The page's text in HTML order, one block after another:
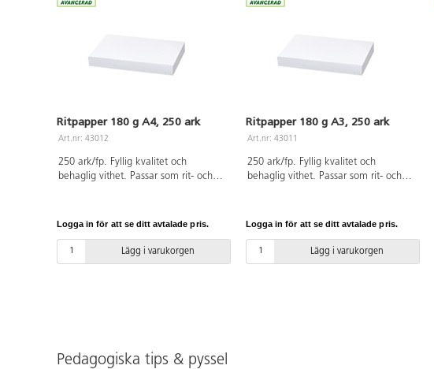
Ritpapper 180 g A4, 250 ark
Art.nr: 43012
250 ark/fp. Fyllig kvalitet och
behaglig vithet. Passar som rit- och
pappersmassa. FSC-certifierat. PVC-
fri.
Logga in för att se ditt avtalade pris.
Lägg i varukorgen
Ritpapper 180 g A3, 250 ark
Art.nr: 43011
250 ark/fp. Fyllig kvalitet och
behaglig vithet. Passar som rit- och
pappersmassa. FSC-certifierat. PVC-
fri.
Logga in för att se ditt avtalade pris.
Lägg i varukorgen
Pedagogiska tips & pyssel